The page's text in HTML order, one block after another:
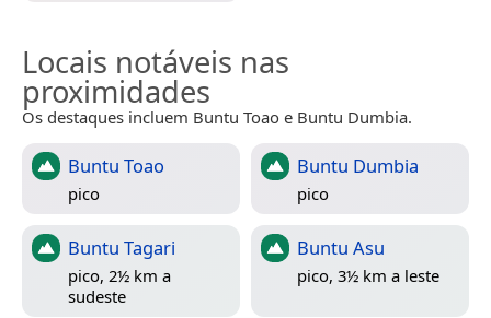
Locais notáveis nas
proximidades
Os destaques incluem Buntu Toao e Buntu Dumbia.
Buntu Toao
pico
Buntu Dumbia
pico
Buntu Tagari
pico, 2½ km a
sudeste
Buntu Asu
pico, 3½ km a leste